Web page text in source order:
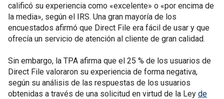
calificó su experiencia como «excelente» o «por encima de
la media», según el IRS. Una gran mayoría de los
encuestados afirmó que Direct File era fácil de usar y que
ofrecía un servicio de atención al cliente de gran calidad.
Sin embargo, la TPA afirma que el 25 % de los usuarios de
Direct File valoraron su experiencia de forma negativa,
según su análisis de las respuestas de los usuarios
obtenidas a través de una solicitud en virtud de la Ley de